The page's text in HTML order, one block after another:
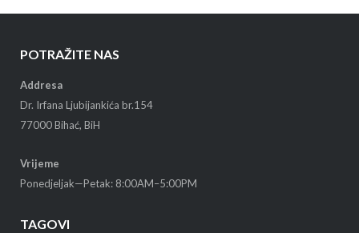
POTRAŽITE NAS
Addresa
Dr. Irfana Ljubijankića br.154
77000 Bihać, BiH
Vrijeme
Ponedjeljak—Petak: 8:00AM–5:00PM
TAGOVI